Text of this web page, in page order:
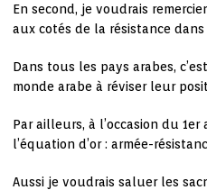
En second, je voudrais
aux cotés de la résistance
Dans tous les pays arabes,
monde arabe à réviser leur
Par ailleurs, à l’occasion du
l’équation d’or : armée-
Aussi je voudrais saluer les